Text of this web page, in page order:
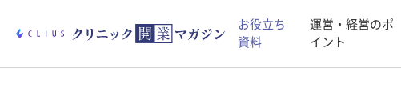
お役立ち
資料
運営・経営のポ
イント